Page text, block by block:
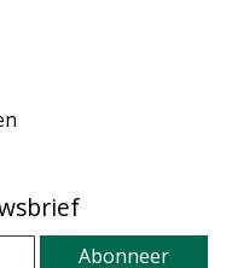
Abonneer